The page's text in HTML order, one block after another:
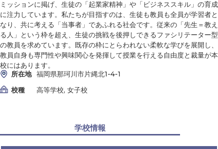
ミッションに掲げ、生徒の「起業家精神」や「ビジネススキル」の育成
に注力しています。私たちが目指すのは、生徒も教員も全員が学習者と
なり、共に考える「当事者」であふれる社会です。従来の「先生＝教え
る人」という枠を超え、生徒の挑戦を後押しできるファシリテーター型
の教員を求めています。既存の枠にとらわれない柔軟な学びを展開し、
教員自身も専門性や興味関心を発揮して授業を行える自由度と裁量が本
校にはあります。
所在地 福岡県那珂川市片縄北1-4-1
校種
高等学校, 女子校
学校情報